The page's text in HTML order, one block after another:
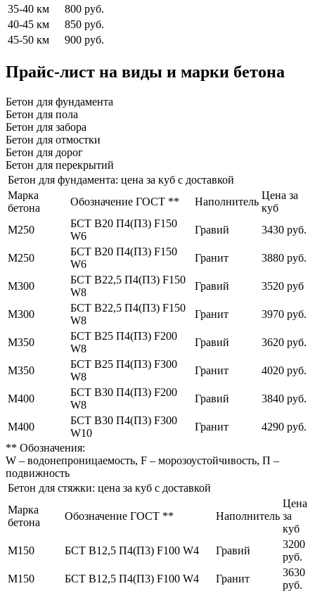
35-40 км
800 руб.
40-45 км
850 руб.
45-50 км
900 руб.
Прайс-лист на виды и марки бетона
Бетон для фундамента
Бетон для пола
Бетон для забора
Бетон для отмостки
Бетон для дорог
Бетон для перекрытий
Бетон для фундамента: цена за куб с доставкой
Марка
бетона
Обозначение ГОСТ ** Наполнитель
Цена за
куб
М250
БСТ В20 П4(П3) F150
W6
Гравий 3430 руб.
М250
БСТ В20 П4(П3) F150
W6
Гранит 3880 руб.
М300
БСТ В22,5 П4(П3) F150
W8
Гравий 3520 руб
М300
БСТ В22,5 П4(П3) F150
W8
Гранит 3970 руб.
М350
БСТ В25 П4(П3) F200
W8
Гравий 3620 руб.
М350
БСТ В25 П4(П3) F300
W8
Гранит 4020 руб.
М400
БСТ В30 П4(П3) F200
W8
Гравий 3840 руб.
М400
БСТ В30 П4(П3) F300
W10
Гранит
4290 руб.
** Обозначения:
W – водонепроницаемость, F – морозоустойчивость, П –
подвижность
Бетон для стяжки: цена за куб с доставкой
Марка
бетона
Обозначение ГОСТ ** Наполнитель
Цена
за
куб
М150
БСТ В12,5 П4(П3) F100 W4 Гравий
3200
руб.
М150
БСТ В12,5 П4(П3) F100 W4 Гранит
3630
руб.